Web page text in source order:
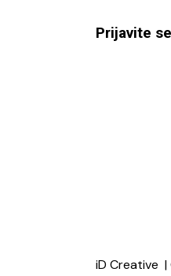
Prijavite
iD Creative |